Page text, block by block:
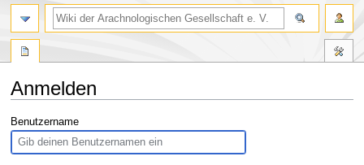
Anmelden
Zur
Navigation
springen
Zur
Suche
springen
Benutzername